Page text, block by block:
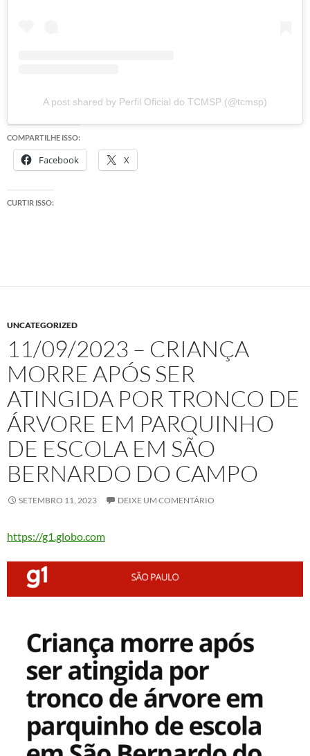
A post shared by Perfil Oficial do TCMSP (@tcmsp)
COMPARTILHE ISSO:
Facebook X
CURTIR ISSO:
UNCATEGORIZED
11/09/2023 – CRIANÇA
MORRE APÓS SER
ATINGIDA POR TRONCO DE
ÁRVORE EM PARQUINHO
DE ESCOLA EM SÃO
BERNARDO DO CAMPO
SETEMBRO 11, 2023 DEIXE UM COMENTÁRIO
https://g1.globo.com